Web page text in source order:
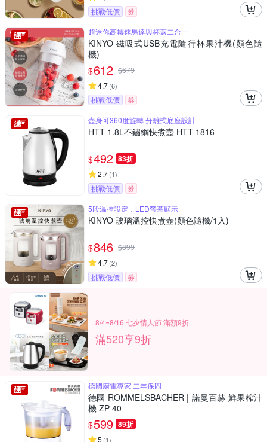
挑戰低價
券
超迷你高轉速馬達與杯蓋二合一
KINYO 磁吸式USB充電隨行杯果汁機(顏色隨
機)
$612 $679
4.7(6)
挑戰低價
券
壺身可360度旋轉 分離式底座設計
HTT 1.8L不鏽綱快煮壺 HTT-1816
$492 83折
2.7(1)
挑戰低價
券
5段温控設定，LED螢幕顯示
KINYO 玻璃溫控快煮壺(顏色隨機/1入)
$846 $899
4.7(2)
挑戰低價 券
8/4~8/16 七夕情人節 滿額9折
滿520享9折
德國廚電專家 二年保固
德國 ROMMELSBACHER | 諾曼百赫 鮮果榨汁
機 ZP 40
$599 89折
5 (1)